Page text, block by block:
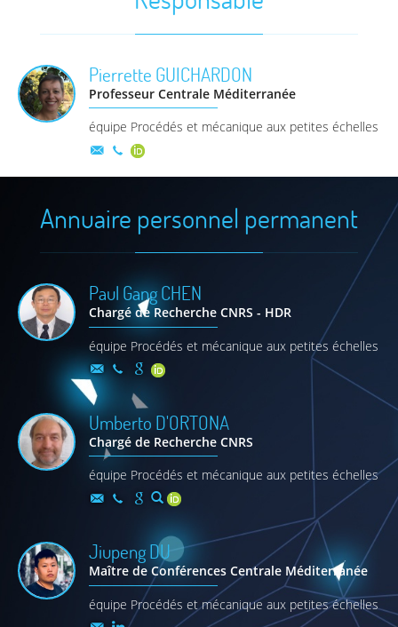
Pierrette GUICHARDON
Professeur Centrale Méditerranée
équipe Procédés et mécanique aux petites échelles
Annuaire personnel permanent
Paul Gang CHEN
Chargé de Recherche CNRS - HDR
équipe Procédés et mécanique aux petites échelles
Umberto D'ORTONA
Chargé de Recherche CNRS
équipe Procédés et mécanique aux petites échelles
Jiupeng DU
Maître de Conférences Centrale Méditerranée
équipe Procédés et mécanique aux petites échelles